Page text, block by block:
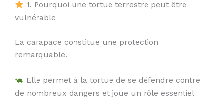
1. Pourquoi une tortue terrestre peut être
vulnérable
La carapace constitue une protection
remarquable.
Elle permet à la tortue de se défendre contre
de nombreux dangers et joue un rôle essentiel